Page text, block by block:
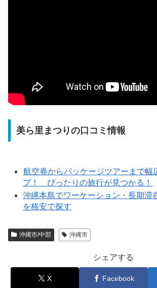
美ら里まつりの口コミ情報
航空券からパッケージツアーまで幅
プ！ ぴったりの旅行が見つかる！
沖縄本島でワーケーション・長期滞
を格安で探す
沖縄市/中部 沖縄市
シェアする
X Facebook